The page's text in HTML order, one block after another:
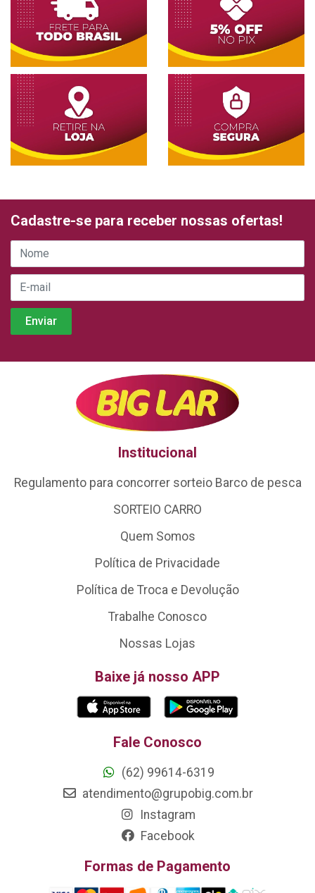
Cadastre-se para receber nossas ofertas!
Institucional
Regulamento para concorrer sorteio Barco de pesca
SORTEIO CARRO
Quem Somos
Política de Privacidade
Política de Troca e Devolução
Trabalhe Conosco
Nossas Lojas
Baixe já nosso APP
Fale Conosco
(62) 99614-6319
atendimento@grupobig.com.br
Instagram
Facebook
Formas de Pagamento